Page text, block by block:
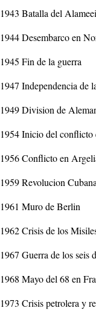
1943 Batalla del
1944 Desembarco en
1945 Fin de la guerra
1947 Independencia de
1949 Division de
1954 Inicio del conflicto
1956 Conflicto en
1959 Revolucion Cubana
1961 Muro de Berlin
1962 Crisis de los
1967 Guerra de los seis
1968 Mayo del 68 en
1973 Crisis petrolera y